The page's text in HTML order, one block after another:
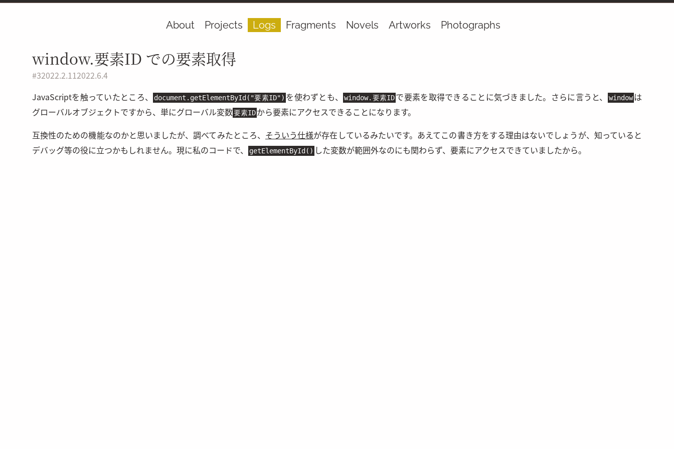
About Projects Logs Fragments Novels Artworks Photographs
window.要素ID での要素取得
#32022.2.112022.6.4
JavaScriptを触っていたところ、document.getElementById("要素ID") を使わずとも、window.要素IDで要素を取得できることに気づきました。さらに言うと、 windowは
グローバルオブジェクトですから、単にグローバル変数要素IDから要素にアクセスできることになります。
互換性のための機能なのかと思いましたが、調べてみたところ、 そういう仕様が存在しているみたいです。あえてこの書き方をする理由はないでしょうが、知っていると
デバッグ等の役に立つかもしれません。現に私のコードで、
getElementById() した変数が範囲外なのにも関わらず、要素にアクセスできていましたから。